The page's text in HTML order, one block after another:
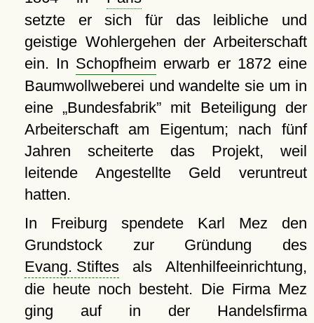
setzte er sich für das leibliche und
geistige Wohlergehen der Arbeiterschaft
ein. In Schopfheim erwarb er 1872 eine
Baumwollweberei und wandelte sie um in
eine Bundesfabrik
mit Beteiligung der
Arbeiterschaft am Eigentum; nach fünf
Jahren scheiterte das Projekt, weil
leitende Angestellte Geld veruntreut
hatten.
In Freiburg spendete Karl Mez den
Grundstock zur Gründung des
Evang. Stiftesals Altenhilfeeinrichtung,
die heute noch besteht. Die Firma Mez
ging auf in der Handelsfirma